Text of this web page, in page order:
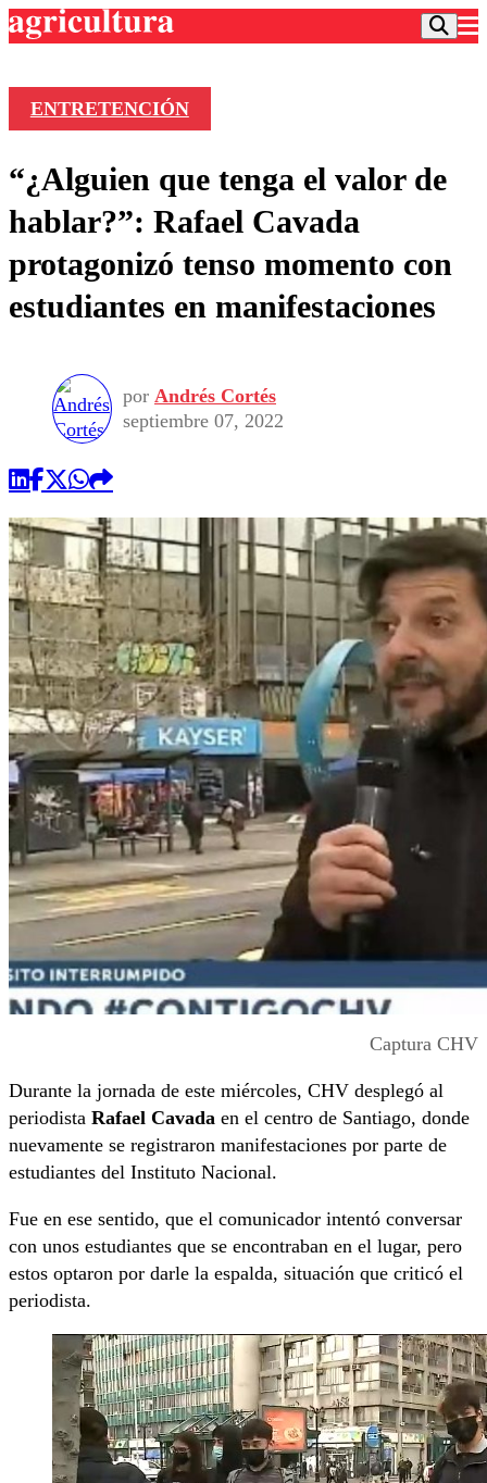
Frecuencias
Agricultura TV
Deportes
Colo Colo
Motor
Torneo Internacional
Torneo Nacional
Entretención
Internacional
Nacional
Vida Social
Programas
Comercial
ENTRETENCIÓN
“¿Alguien que tenga el valor de
hablar?”: Rafael Cavada
protagonizó tenso momento con
estudiantes en manifestaciones
por Andrés Cortés
septiembre 07, 2022
Captura CHV
Durante la jornada de este miércoles, CHV desplegó al
periodista Rafael Cavada en el centro de Santiago, donde
nuevamente se registraron manifestaciones por parte de
estudiantes del Instituto Nacional.
Fue en ese sentido, que el comunicador intentó conversar
con unos estudiantes que se encontraban en el lugar, pero
estos optaron por darle la espalda, situación que criticó el
periodista.